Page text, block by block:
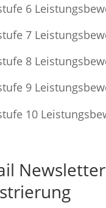
6
7
8
9
10
Newsletter